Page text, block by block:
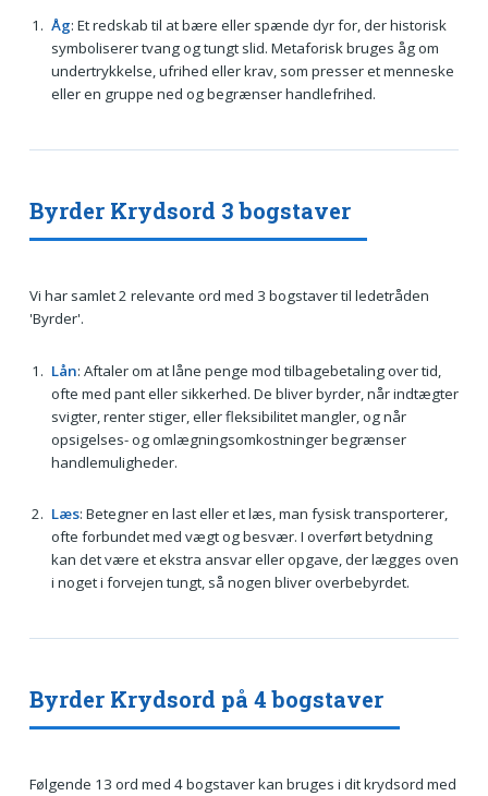
Åg: Et redskab til at bære eller spænde dyr for, der historisk
symboliserer tvang og tungt slid. Metaforisk bruges åg om
undertrykkelse, ufrihed eller krav, som presser et menneske
eller en gruppe ned og begrænser handlefrihed.
Byrder Krydsord 3 bogstaver
Vi har samlet 2 relevante ord med 3 bogstaver til ledetråden
'Byrder'.
Lån: Aftaler om at låne penge mod tilbagebetaling over tid,
ofte med pant eller sikkerhed. De bliver byrder, når indtægter
svigter, renter stiger, eller fleksibilitet mangler, og når
opsigelses- og omlægningsomkostninger begrænser
handlemuligheder.
Læs: Betegner en last eller et læs, man fysisk transporterer,
ofte forbundet med vægt og besvær. I overført betydning
kan det være et ekstra ansvar eller opgave, der lægges oven
i noget i forvejen tungt, så nogen bliver overbebyrdet.
Byrder Krydsord på 4 bogstaver
Følgende 13 ord med 4 bogstaver kan bruges i dit krydsord med